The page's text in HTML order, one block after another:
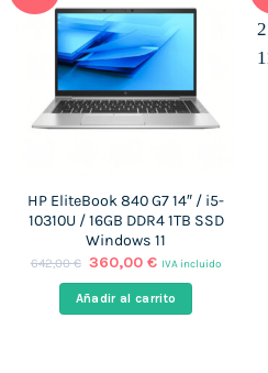
HP EliteBook 840 G7 14″ / i5-
10310U / 16GB DDR4 1TB SSD
Windows 11
642,00€ El
original
era:
360,00€El
actual
es:
IVA incluido
Añadir al carrito